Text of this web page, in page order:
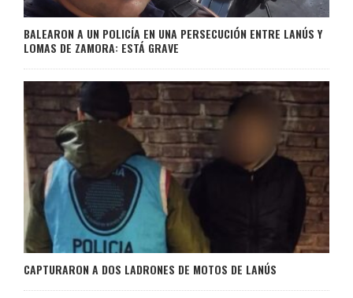
BALEARON A UN POLICÍA EN UNA PERSECUCIÓN ENTRE LANÚS Y
LOMAS DE ZAMORA: ESTÁ GRAVE
CAPTURARON A DOS LADRONES DE MOTOS DE LANÚS